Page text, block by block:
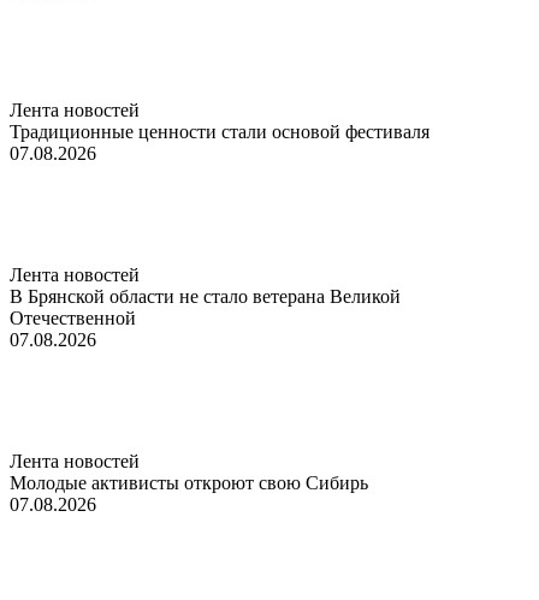
Лента новостей
Традиционные ценности стали основой фестиваля
07.08.2026
Лента новостей
В Брянской области не стало ветерана Великой
Отечественной
07.08.2026
Лента новостей
Молодые активисты откроют свою Сибирь
07.08.2026